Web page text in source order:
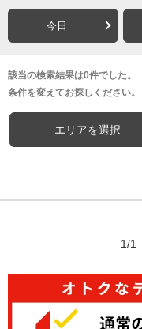
今日
該当の検索結果は0件でした。
条件を変えてお探しください。
エリアを選択
1/1